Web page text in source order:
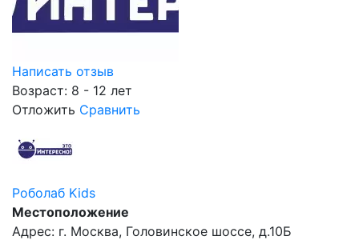
Написать отзыв
Возраст: 8 - 12 лет
Отложить Сравнить
Роболаб Kids
Местоположение
Адрес: г. Москва, Головинское шоссе, д.10Б